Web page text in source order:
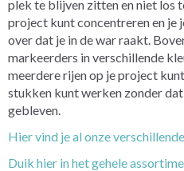
plek te blijven zitten en niet los
project kunt concentreren en je
over dat je in de war raakt.
markeerders in verschillende
meerdere rijen op je project
stukken kunt werken zonder
gebleven.
Hier vind je al onze
Duik hier in het gehele